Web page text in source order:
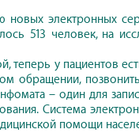
электронных
513 человек, на
теперь у пациентов
обращении,
– один для
Система
помощи